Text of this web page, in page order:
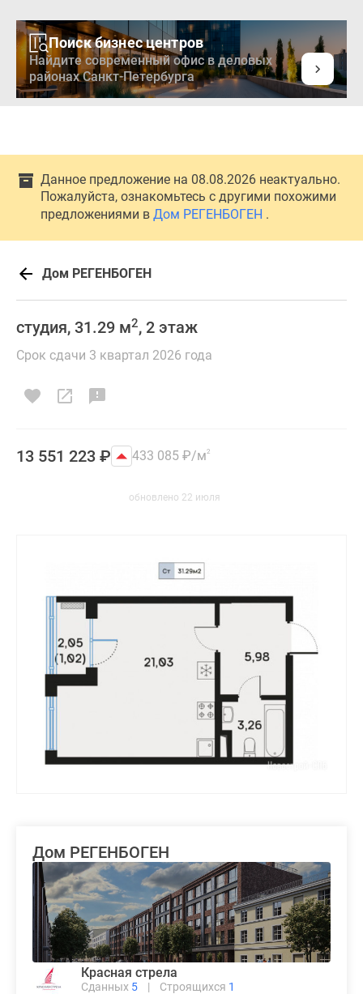
Поиск бизнес центров
Найдите современный офис в деловых
районах Санкт-Петербурга
Данное предложение на 08.08.2026 неактуально.
Пожалуйста, ознакомьтесь с другими похожими
предложениями в Дом РЕГЕНБОГЕН .
Дом РЕГЕНБОГЕН
студия, 31.29 м2, 2 этаж
Срок сдачи 3 квартал 2026 года
13 551 223 ₽ 433 085 ₽/м2
обновлено 22 июля
Дом РЕГЕНБОГЕН
Красная стрела
Сданных 5 | Строящихся 1